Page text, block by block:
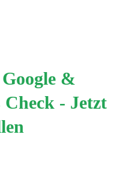
&
- Jetzt